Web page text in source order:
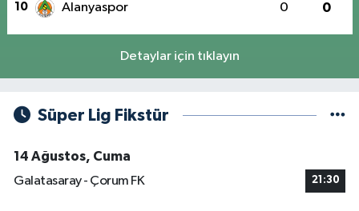
10 Alanyaspor 0 0
Detaylar için tıklayın
Süper Lig Fikstür
14 Ağustos, Cuma
Galatasaray - Çorum FK
21:30